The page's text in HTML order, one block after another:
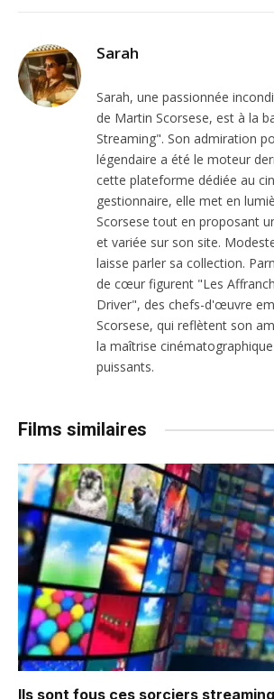
Sarah
Sarah, une passionnée
de Martin Scorsese, est à la
Streaming". Son admiration
légendaire a été le moteur
cette plateforme dédiée au
gestionnaire, elle met en
Scorsese tout en proposant
et variée sur son site.
laisse parler sa collection.
de cœur figurent "Les
Driver", des chefs-d'œuvre
Scorsese, qui reflètent son
la maîtrise
puissants.
Films similaires
Ils sont fous ces sorciers